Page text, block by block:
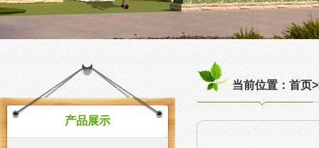
产品展示
当前位置：首页